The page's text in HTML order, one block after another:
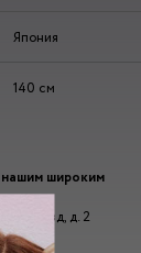
Япония
140 см
широким
проезд, д. 2